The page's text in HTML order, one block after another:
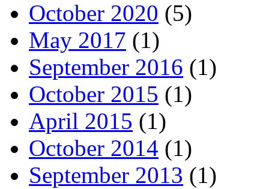
October 2020 (5)
May 2017 (1)
September 2016 (1)
October 2015 (1)
April 2015 (1)
October 2014 (1)
September 2013 (1)